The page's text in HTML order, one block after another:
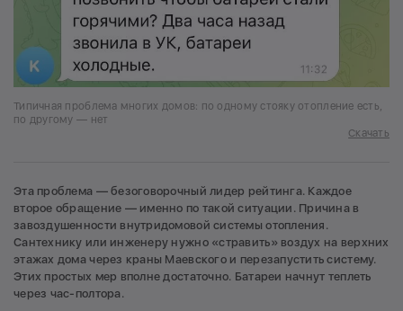
Типичная проблема многих домов: по одному стояку отопление есть,
по другому — нет
Скачать
Эта проблема — безоговорочный лидер рейтинга. Каждое
второе обращение — именно по такой ситуации. Причина в
завоздушенности внутридомовой системы отопления.
Сантехнику или инженеру нужно «стравить» воздух на верхних
этажах дома через краны Маевского и перезапустить систему.
Этих простых мер вполне достаточно. Батареи начнут теплеть
через час-полтора.